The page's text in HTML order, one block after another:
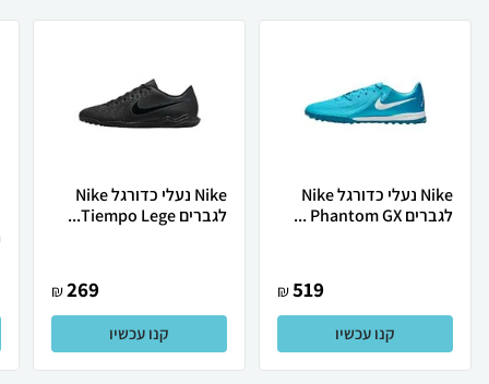
Nike נעלי כדורגל Nike
לגברים Phantom GX ...
519
₪
קנו עכשיו
Nike נעלי כדורגל Nike
לגברים Tiempo Lege...
269
₪
קנו עכשיו